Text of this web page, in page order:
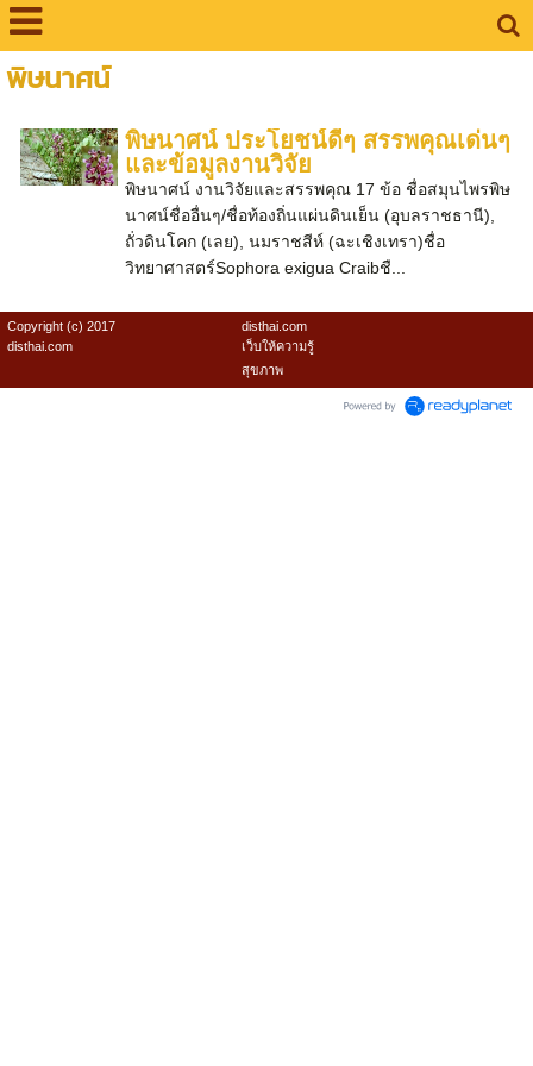
พิษนาศน์
พิษนาศน์ ประโยชน์ดีๆ สรรพคุณเด่นๆ
และข้อมูลงานวิจัย
พิษนาศน์ งานวิจัยและสรรพคุณ 17 ข้อ ชื่อสมุนไพรพิษ
นาศน์ชื่ออื่นๆ/ชื่อท้องถิ่นแผ่นดินเย็น (อุบลราชธานี),
ถั่วดินโคก (เลย), นมราชสีห์ (ฉะเชิงเทรา)ชื่อ
วิทยาศาสตร์Sophora exigua Craibชื...
Copyright (c) 2017
disthai.com
disthai.com
เว็บให้ความรู้
สุขภาพ